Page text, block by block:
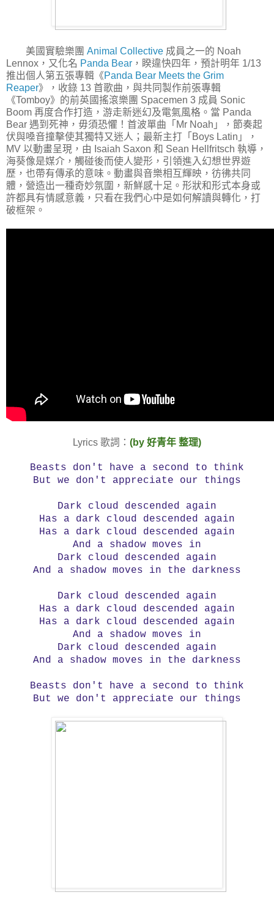
美國實驗樂團 Animal Collective 成員之一的 Noah
Lennox，又化名 Panda Bear ，睽違快四年，預計明年 1/13
推出個人第五張專輯《Panda Bear Meets the Grim
Reaper》，收錄 13 首歌曲，與共同製作前張專輯
《Tomboy》的前英國搖滾樂團 Spacemen 3 成員 Sonic
Boom 再度合作打造，游走新迷幻及電氣風格。當 Panda
Bear 遇到死神，毋須恐懼！首波單曲「Mr Noah」，節奏起
伏與嗓音撞擊使其獨特又迷人；最新主打「Boys Latin」，
MV 以動畫呈現，由 Isaiah Saxon 和 Sean Hellfritsch 執導，
海葵像是媒介，觸碰後而使人變形，引領進入幻想世界遊
歷，也帶有傳承的意味。動畫與音樂相互輝映，彷彿共同
體，營造出一種奇妙氛圍，新鮮感十足。形狀和形式本身或
許都具有情感意義，只看在我們心中是如何解讀與轉化，打
破框架。
Lyrics 歌詞： (by 好青年 整理)
Beasts don't have a second to think
But we don't appreciate our things
Dark cloud descended again
Has a dark cloud descended again
Has a dark cloud descended again
And a shadow moves in
Dark cloud descended again
And a shadow moves in the darkness
Dark cloud descended again
Has a dark cloud descended again
Has a dark cloud descended again
And a shadow moves in
Dark cloud descended again
And a shadow moves in the darkness
Beasts don't have a second to think
But we don't appreciate our things